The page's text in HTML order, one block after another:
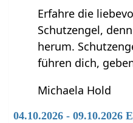
Erfahre die
Schutzengel,
herum.
führen dich,
Michaela Hold
04.10.2026 - 09.10.2026